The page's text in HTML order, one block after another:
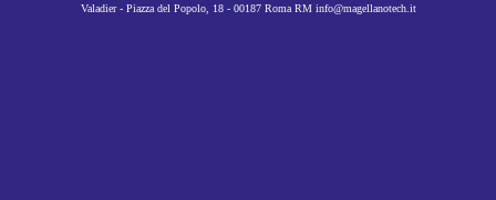
Valadier - Piazza del Popolo, 18 - 00187 Roma RM info@magellanotech.it